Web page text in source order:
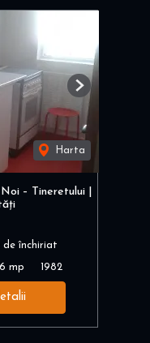
Harta
Next
– Tineretului |
de închiriat
mp 1982